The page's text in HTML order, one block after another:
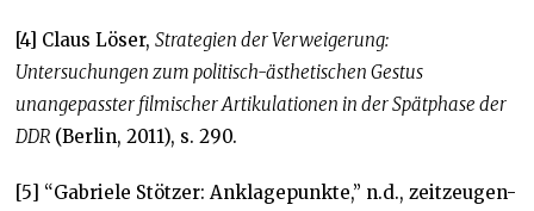
[4] Claus Löser,Strategien der Verweigerung:
Untersuchungen zum politisch-ästhetischen Gestus
unangepasster filmischer Artikulationen in der Spätphase der
DDR (Berlin, 2011), s. 290.
[5] “Gabriele Stötzer: Anklagepunkte,” n.d., zeitzeugen-